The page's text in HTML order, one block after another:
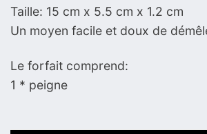
Taille: 15 cm x 5.5 cm x 1.2 cm
Un moyen facile et doux de
Le forfait comprend:
1 * peigne